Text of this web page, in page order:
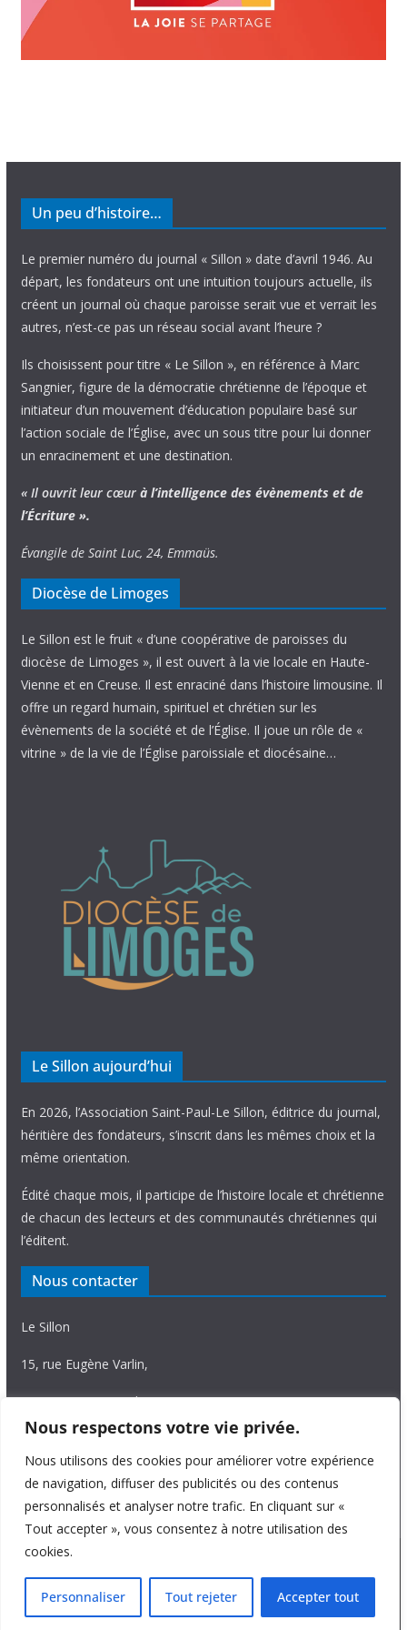
Nous respectons votre vie privée.
Nous utilisons des cookies pour améliorer votre expérience
de navigation, diffuser des publicités ou des contenus
personnalisés et analyser notre trafic. En cliquant sur «
Tout accepter », vous consentez à notre utilisation des
cookies.
Personnaliser Tout rejeter Accepter tout
Un peu d’histoire…
Le premier numéro du journal « Sillon » date d’avril 1946. Au
départ, les fondateurs ont une intuition toujours actuelle, ils
créent un journal où chaque paroisse serait vue et verrait les
autres, n’est-ce pas un réseau social avant l’heure ?
Ils choisissent pour titre « Le Sillon », en référence à Marc
Sangnier, figure de la démocratie chrétienne de l’époque et
initiateur d’un mouvement d’éducation populaire basé sur
l’action sociale de l’Église, avec un sous titre pour lui donner
un enracinement et une destination.
« Il ouvrit leur cœur à l’intelligence des évènements et de
l’Écriture ».
Évangile de Saint Luc, 24, Emmaüs.
Diocèse de Limoges
Le Sillon est le fruit « d’une coopérative de paroisses du
diocèse de Limoges », il est ouvert à la vie locale en Haute-
Vienne et en Creuse. Il est enraciné dans l’histoire limousine. Il
offre un regard humain, spirituel et chrétien sur les
évènements de la société et de l’Église. Il joue un rôle de «
vitrine » de la vie de l’Église paroissiale et diocésaine…
Le Sillon aujourd’hui
En 2026, l’Association Saint-Paul-Le Sillon, éditrice du journal,
héritière des fondateurs, s’inscrit dans les mêmes choix et la
même orientation.
Édité chaque mois, il participe de l’histoire locale et chrétienne
de chacun des lecteurs et des communautés chrétiennes qui
l’éditent.
Nous contacter
Le Sillon
15, rue Eugène Varlin,
87036 Limoges Cedex.
Tél. 05 55 06 14 15
Nous écrire
Copyright © 2026 Le Sillon
. All rights reserved.
Theme:ColorMag Proby ThemeGrill. Powered by WordPress